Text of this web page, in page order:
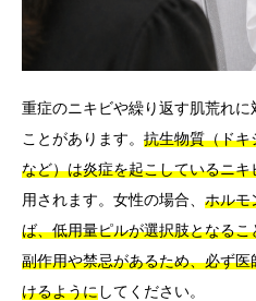
重症のニキビや繰り返す肌荒れ
ことがあります。 抗生物質（ドキ
など）は炎症を起こしているニキ
用されます。女性の場合、 ホルモ
ば、低用量ピルが選択肢となるこ
副作用や禁忌があるため、必ず
けるようにしてください。